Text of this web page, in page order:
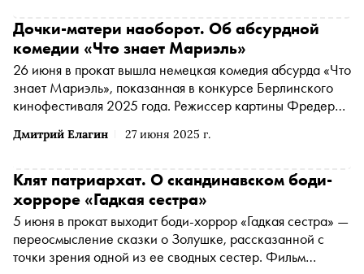
кинокритики после премьеры в Каннах. О том, почему
победа Джармуша в Венеции стала поводом для
множества слухов, — в материале «Сноба»
Дмитрий Елагин 27 июня 2025 г.
Дочки-матери наоборот. Об абсурдной
комедии «Что знает Мариэль»
26 июня в прокат вышла немецкая комедия абсурда «Что
знает Мариэль», показанная в конкурсе Берлинского
кинофестиваля 2025 года. Режиссер картины Фредерик
будет, если ребенок будет знать все, что происходит с
метакомментарий к искусству кино, — в материале
«Сноба»
Клят патриархат. О скандинавском боди-
хорроре «Гадкая сестра»
5 июня в прокат выходит боди-хоррор «Гадкая сестра» —
переосмысление сказки о Золушке, рассказанной с
точки зрения одной из ее сводных сестер. Фильм